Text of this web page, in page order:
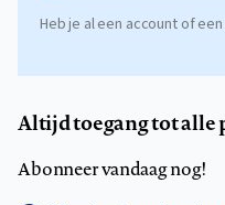
Heb je al een account of
Altijd toegang tot alle
Abonneer vandaag nog!